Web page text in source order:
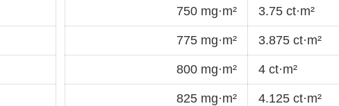
750 mg·m² 3.75 ct·m²
775 mg·m² 3.875 ct·m²
800 mg·m² 4 ct·m²
825 mg·m² 4.125 ct·m²